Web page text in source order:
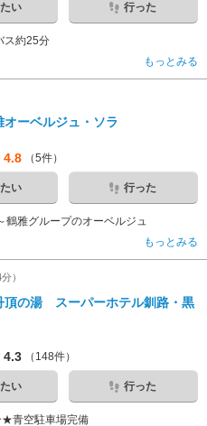
い 行った
ス約25分
もっとみる
オーベルジュ・ソラ
4.8 （5件）
い 行った
鶴雅グループのオーベルジュ
もっとみる
）
の湯 スーパーホテル釧路・黒
4.3 （148件）
い 行った
★青空駐車場完備